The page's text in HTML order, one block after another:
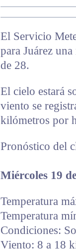
El Servicio
para Juárez
de 28.
El cielo estará
viento se
kilómetros por
Pronóstico del
Miércoles 19
Temperatura
Temperatura
Condiciones:
Viento: 8 a 18